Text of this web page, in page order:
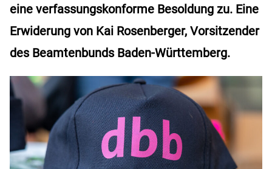
eine verfassungskonforme Besoldung zu. Eine
Erwiderung von Kai Rosenberger, Vorsitzender
des Beamtenbunds Baden-Württemberg.